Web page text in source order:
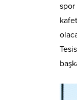
spor